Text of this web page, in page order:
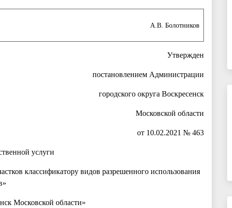
А.В. Болотников
Утвержден
постановлением Администрации
городского округа Воскресенск
Московской области
от 10.02.2021 № 463
услуги
классификатору видов разрешенного использования
Московской области»